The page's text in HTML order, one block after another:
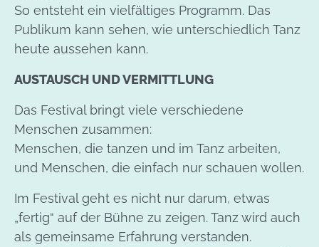
So entsteht ein vielfältiges Programm. Das
Publikum kann sehen, wie unterschiedlich Tanz
heute aussehen kann.
AUSTAUSCH UND VERMITTLUNG
Das Festival bringt viele verschiedene
Menschen zusammen:
Menschen, die tanzen und im Tanz arbeiten,
und Menschen, die einfach nur schauen wollen.
Im Festival geht es nicht nur darum, etwas
„fertig“ auf der Bühne zu zeigen. Tanz wird auch
als gemeinsame Erfahrung verstanden.